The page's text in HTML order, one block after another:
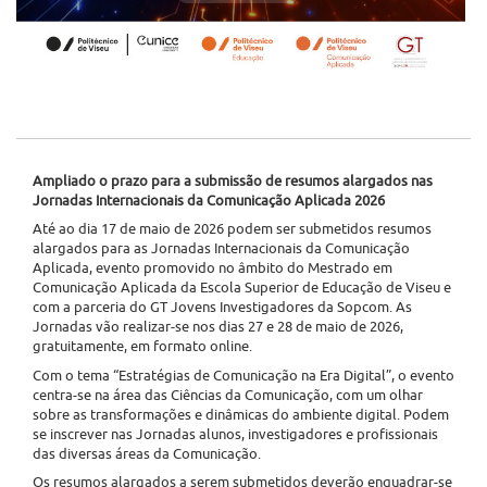
Ampliado o prazo para a submissão de resumos alargados nas
Jornadas Internacionais da Comunicação Aplicada 2026
Até ao dia 17 de maio de 2026 podem ser submetidos resumos
alargados para as Jornadas Internacionais da Comunicação
Aplicada, evento promovido no âmbito do Mestrado em
Comunicação Aplicada da Escola Superior de Educação de Viseu e
com a parceria do GT Jovens Investigadores da Sopcom. As
Jornadas vão realizar-se nos dias 27 e 28 de maio de 2026,
gratuitamente, em formato online.
Com o tema “Estratégias de Comunicação na Era Digital”, o evento
centra-se na área das Ciências da Comunicação, com um olhar
sobre as transformações e dinâmicas do ambiente digital. Podem
se inscrever nas Jornadas alunos, investigadores e proﬁssionais
das diversas áreas da Comunicação.
Os resumos alargados a serem submetidos deverão enquadrar-se